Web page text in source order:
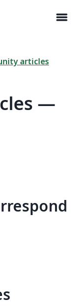
menu
articles
—